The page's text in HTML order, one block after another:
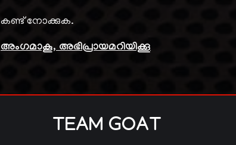
കണ്ട് നോക്കുക.
അംഗമാകൂ, അഭിപ്രായമറിയിക്കൂ
TEAM GOAT